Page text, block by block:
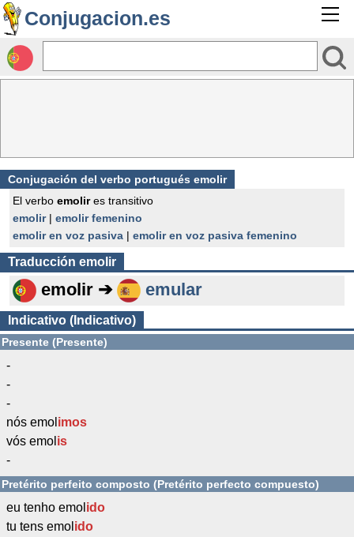
Conjugacion.es
Conjugación del verbo portugués emolir
El verbo emolires transitivo
emolir| emolir femenino
emolir en voz pasiva | emolir en voz pasiva femenino
Traducción emolir
emolir ➔ emular
Indicativo (Indicativo)
Presente (Presente)
-
-
-
nós emol imos
vós emol is
-
Pretérito perfeito composto (Pretérito perfecto compuesto)
eu tenho emol ido
tu tens emol ido